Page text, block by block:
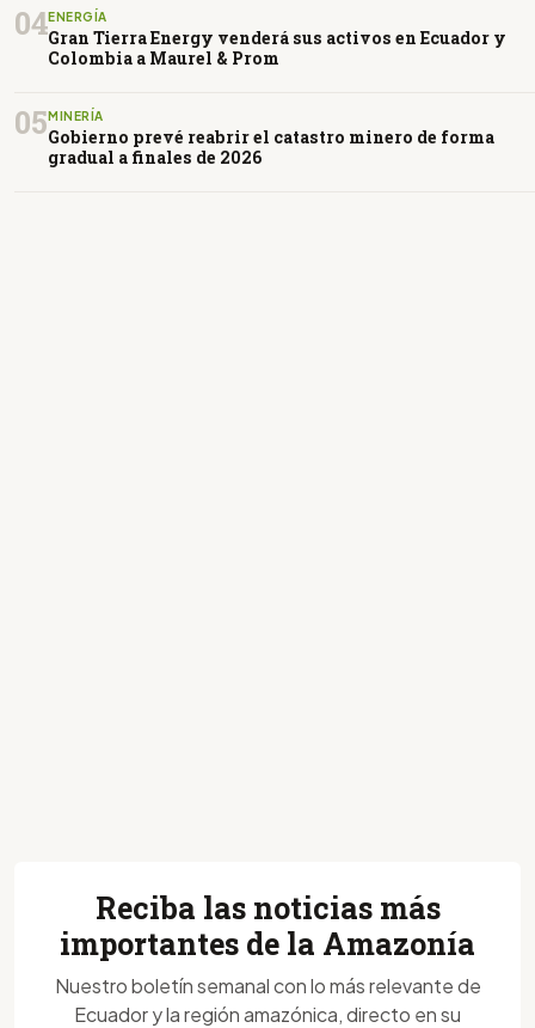
04ENERGÍA
Gran Tierra Energy venderá sus activos en Ecuador y
Colombia a Maurel & Prom
05MINERÍA
Gobierno prevé reabrir el catastro minero de forma
gradual a finales de 2026
Reciba las noticias más
importantes de la Amazonía
Nuestro boletín semanal con lo más relevante de
Ecuador y la región amazónica, directo en su